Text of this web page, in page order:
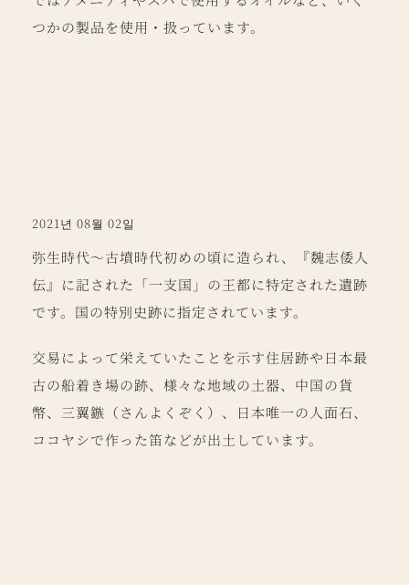
つかの製品を使用・扱っています。
2021년 08월 02일
弥生時代～古墳時代初めの頃に造られ、『魏志倭人
伝』に記された「一支国」の王都に特定された遺跡
です。国の特別史跡に指定されています。
交易によって栄えていたことを示す住居跡や日本最
古の船着き場の跡、様々な地域の土器、中国の貨
幣、三翼鏃（さんよくぞく）、日本唯一の人面石、
ココヤシで作った笛などが出土しています。